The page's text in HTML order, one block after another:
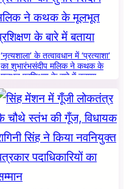
‘नृत्यशाला’ के तत्वावधान में ‘प्रत्याशा’
का शुभारंभसंदीप मलिक ने कथक के
मूलभूत प्रशिक्षण के बारे में बताया